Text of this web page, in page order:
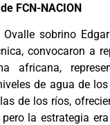
FCN-NACION
Ovalle sobrino
convocaron a
africana,
de agua de
de los ríos,
la estrategia